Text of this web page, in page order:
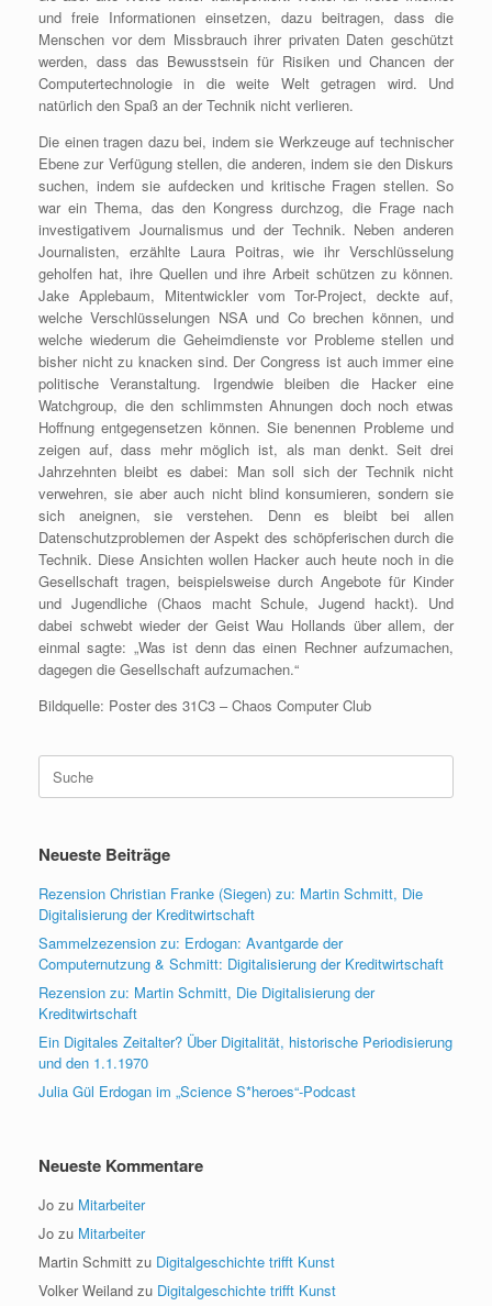
und freie Informationen einsetzen, dazu beitragen, dass die
Menschen vor dem Missbrauch ihrer privaten Daten geschützt
werden, dass das Bewusstsein für Risiken und Chancen der
Computertechnologie in die weite Welt getragen wird. Und
natürlich den Spaß an der Technik nicht verlieren.
Die einen tragen dazu bei, indem sie Werkzeuge auf technischer
Ebene zur Verfügung stellen, die anderen, indem sie den Diskurs
suchen, indem sie aufdecken und kritische Fragen stellen. So
war ein Thema, das den Kongress durchzog, die Frage nach
investigativem Journalismus und der Technik. Neben anderen
Journalisten, erzählte Laura Poitras, wie ihr Verschlüsselung
geholfen hat, ihre Quellen und ihre Arbeit schützen zu können.
Jake Applebaum, Mitentwickler vom Tor-Project, deckte auf,
welche Verschlüsselungen NSA und Co brechen können, und
welche wiederum die Geheimdienste vor Probleme stellen und
bisher nicht zu knacken sind. Der Congress ist auch immer eine
politische Veranstaltung. Irgendwie bleiben die Hacker eine
Watchgroup, die den schlimmsten Ahnungen doch noch etwas
Hoffnung entgegensetzen können. Sie benennen Probleme und
zeigen auf, dass mehr möglich ist, als man denkt. Seit drei
Jahrzehnten bleibt es dabei: Man soll sich der Technik nicht
verwehren, sie aber auch nicht blind konsumieren, sondern sie
sich aneignen, sie verstehen. Denn es bleibt bei allen
Datenschutzproblemen der Aspekt des schöpferischen durch die
Technik. Diese Ansichten wollen Hacker auch heute noch in die
Gesellschaft tragen, beispielsweise durch Angebote für Kinder
und Jugendliche (Chaos macht Schule, Jugend hackt). Und
dabei schwebt wieder der Geist Wau Hollands über allem, der
einmal sagte: „Was ist denn das einen Rechner aufzumachen,
dagegen die Gesellschaft aufzumachen.“
Bildquelle: Poster des 31C3 – Chaos Computer Club
Suche
nach:
Neueste Beiträge
Rezension Christian Franke (Siegen) zu: Martin Schmitt, Die
Digitalisierung der Kreditwirtschaft
Sammelzezension zu: Erdogan: Avantgarde der
Computernutzung & Schmitt: Digitalisierung der Kreditwirtschaft
Rezension zu: Martin Schmitt, Die Digitalisierung der
Kreditwirtschaft
Ein Digitales Zeitalter? Über Digitalität, historische Periodisierung
und den 1.1.1970
Julia Gül Erdogan im „Science S*heroes“-Podcast
Neueste Kommentare
Jo zu Mitarbeiter
Jo zu Mitarbeiter
Martin Schmitt zu Digitalgeschichte trifft Kunst
Volker Weiland zu Digitalgeschichte trifft Kunst